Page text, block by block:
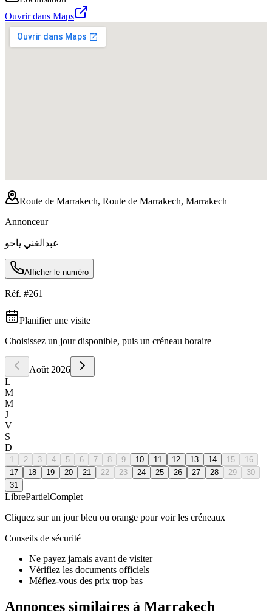
Ouvrir dans Maps
Route de Marrakech, Route de Marrakech, Marrakech
Annonceur
عبدالغني ياحو
Afficher le numéro
Réf. #261
Planifier une visite
Choisissez un jour disponible, puis un créneau horaire
Août 2026
L
M
M
J
V
S
D
1 2 3 4 5 6 7 8 9 10 11 12 13 14 15
16
17
18 19 20 21 22 23 24 25 26 27 28 29
30
31
LibrePartielComplet
Cliquez sur un jour bleu ou orange pour voir les créneaux
Conseils de sécurité
Ne payez jamais avant de visiter
Vérifiez les documents officiels
Méfiez-vous des prix trop bas
Annonces similaires à Marrakech